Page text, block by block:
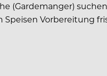
(Gardemanger)
Speisen Vorbereitung